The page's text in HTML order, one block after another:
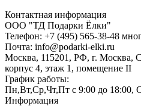
Контактная информация
ООО "ТД Подарки Ёлки"
Телефон: +7 (495) 565-38-48
Почта: info@podarki-elki.ru
Москва, 115201, РФ, г. Москва,
корпус 4, этаж 1, помещение II
График работы:
Пн,Вт,Ср,Чт,Пт с 9:00 до 18:00,
Информация